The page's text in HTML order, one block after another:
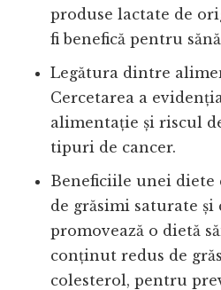
produse lactate de
fi benefică pentru
Legătura dintre
Cercetarea a
alimentație și riscul
tipuri de cancer.
Beneficiile unei diete
de grăsimi saturate
promovează o dietă
conținut redus de
colesterol, pentru